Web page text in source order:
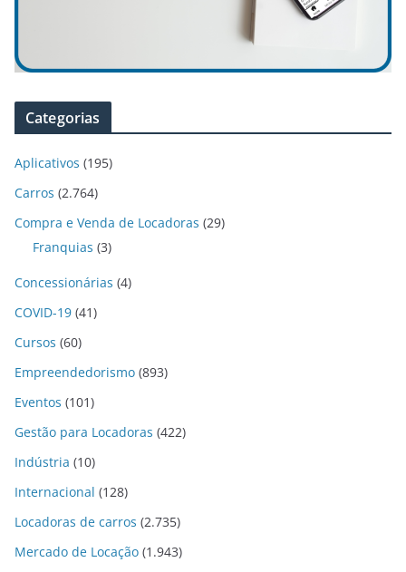
Categorias
Aplicativos (195)
Carros (2.764)
Compra e Venda de Locadoras (29)
Franquias (3)
Concessionárias (4)
COVID-19 (41)
Cursos (60)
Empreendedorismo (893)
Eventos (101)
Gestão para Locadoras (422)
Indústria (10)
Internacional (128)
Locadoras de carros (2.735)
Mercado de Locação (1.943)